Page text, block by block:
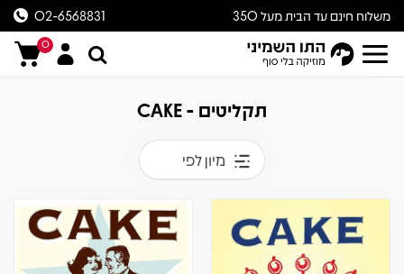
משלוח חינם עד הבית מעל 350
ש״ח
02-6568831
0
תקליטים - CAKE
מיון לפי